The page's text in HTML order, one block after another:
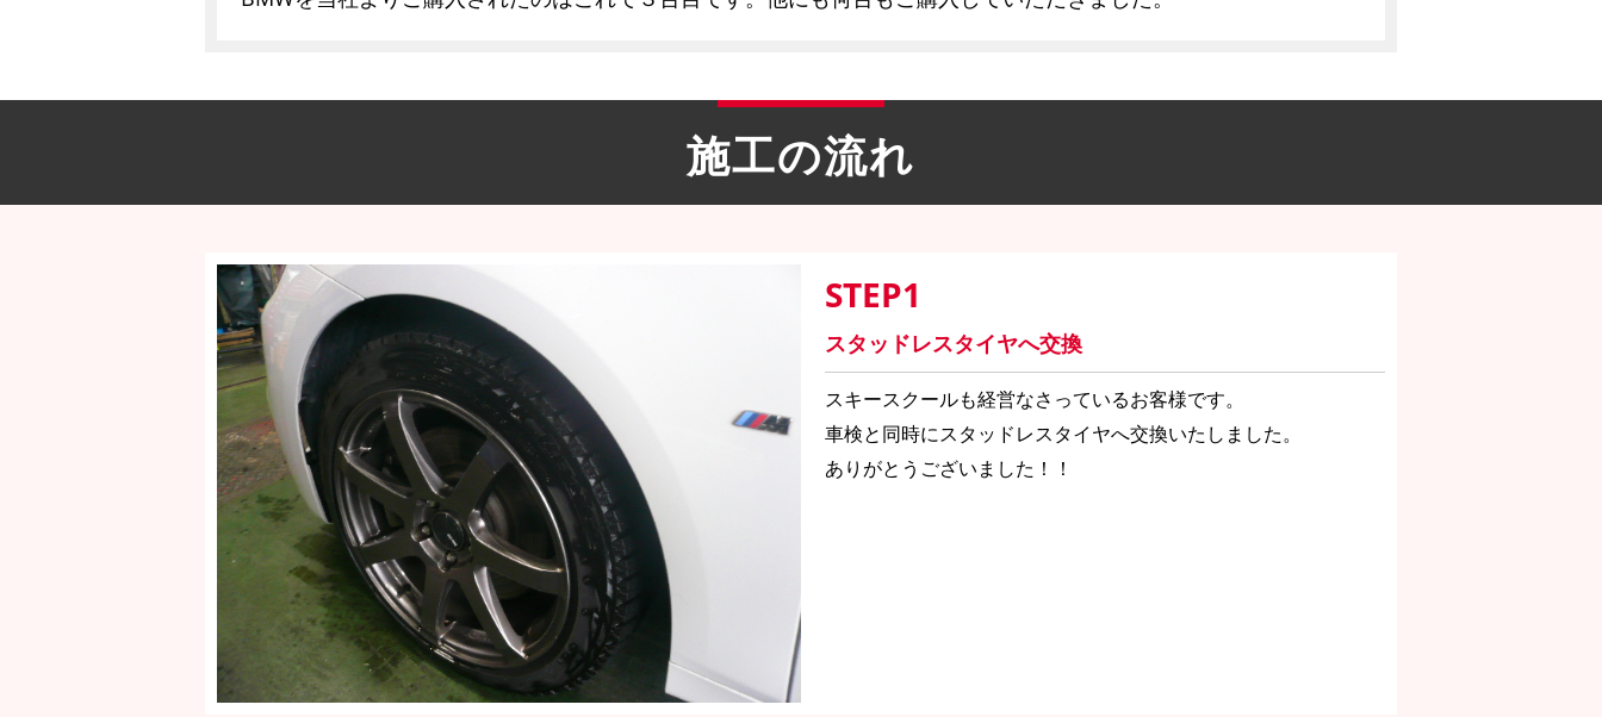
施工の流れ
STEP1
スタッドレスタイヤへ交換
スキースクールも経営なさっているお客様です。
車検と同時にスタッドレスタイヤへ交換いたしました。
ありがとうございました！！